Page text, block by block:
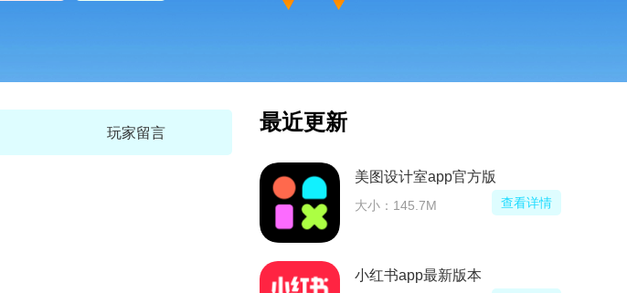
玩家留言 最近更新
美图设计室app官方版
大小：145.7M 查看详情
小红书app最新版本